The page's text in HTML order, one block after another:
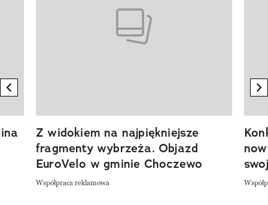
previous element
Z widokiem na najpiękniejsze
fragmenty wybrzeża. Objazd
EuroVelo w gminie Choczewo
Współpraca reklamowa